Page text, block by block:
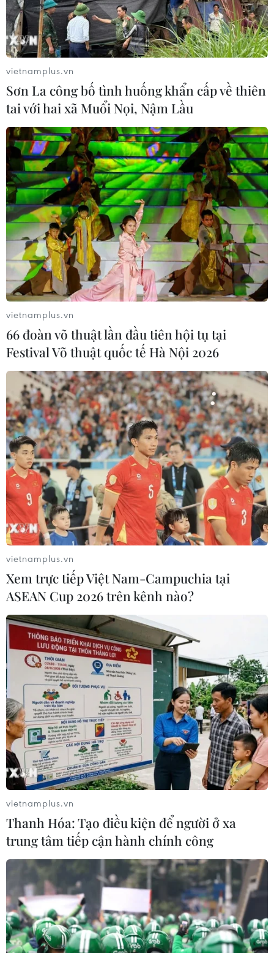
vietnamplus.vn
Sơn La công bố tình huống khẩn cấp về thiên
tai với hai xã Muổi Nọi, Nậm Lầu
vietnamplus.vn
66 đoàn võ thuật lần đầu tiên hội tụ tại
Festival Võ thuật quốc tế Hà Nội 2026
vietnamplus.vn
Xem trực tiếp Việt Nam-Campuchia tại
ASEAN Cup 2026 trên kênh nào?
vietnamplus.vn
Thanh Hóa: Tạo điều kiện để người ở xa
trung tâm tiếp cận hành chính công